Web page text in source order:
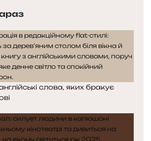
слова, яких бракує